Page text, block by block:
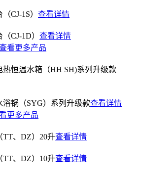
CJ-1S） 查看详情
CJ-1D） 查看详情
看更多产品
热恒温水箱（HH SH)系列升级款
浴锅（SYG）系列升级款查看详情
更多产品
TT、DZ）20升查看详情
TT、DZ）10升查看详情